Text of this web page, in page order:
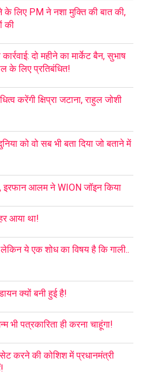
PM ने नशा मुक्ति की बात की,
की
दो महीने का मार्केट बैन, सुभाष
के लिए प्रतिबंधित!
करेंगी क्षिप्रा जटाना, राहुल जोशी
को वो सब भी बता दिया जो बताने में
आलम ने WION जॉइन किया
आया था!
लेकिन ये एक शोध का विषय है कि गाली..
क्यों बनी हुई है!
भी पत्रकारिता ही करना चाहूंगा!
करने की कोशिश में प्रधानमंत्री